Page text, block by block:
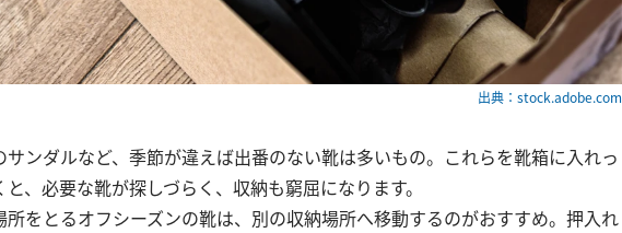
出典：stock.adobe.com
ンダルなど、季節が違えば出番のない靴は多いもの。これらを靴箱に入れっ
、必要な靴が探しづらく、収納も窮屈になります。
所をとるオフシーズンの靴は、別の収納場所へ移動するのがおすすめ。押入れ